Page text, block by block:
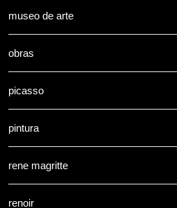
museo de arte
obras
picasso
pintura
rene magritte
renoir